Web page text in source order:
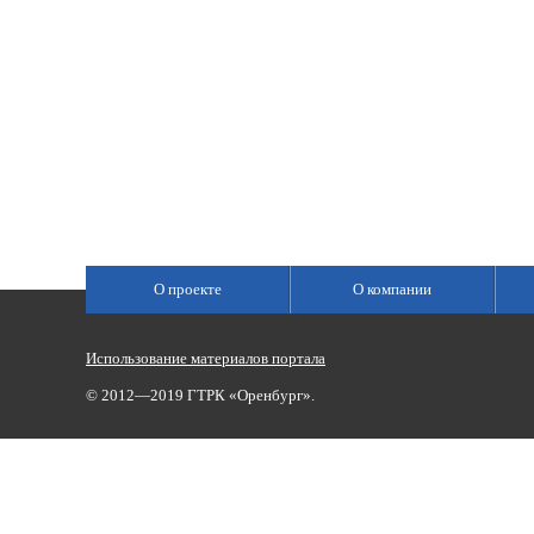
О проекте О компании
Использование материалов портала
© 2012—2019 ГТРК «Оренбург».
Сетевое издание «Государственный Интернет-Канал «Россия»